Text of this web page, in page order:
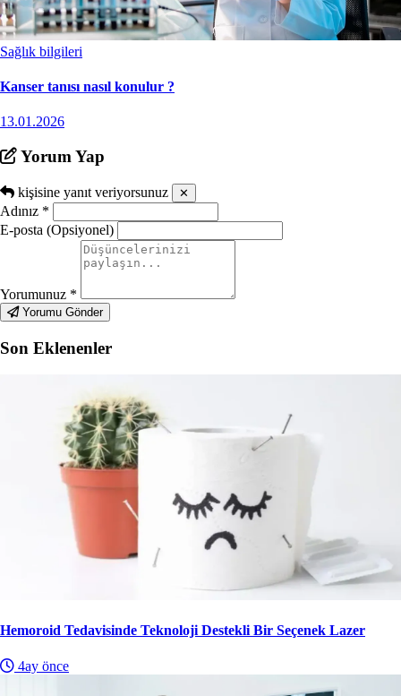
Sağlık bilgileri
Kanser tanısı nasıl konulur ?
13.01.2026
Yorum Yap
kişisine yanıt veriyorsunuz ✕
Adınız *
E-posta (Opsiyonel)
Yorumunuz *
Yorumu Gönder
Son Eklenenler
Hemoroid Tedavisinde Teknoloji Destekli Bir Seçenek Lazer
4ay önce